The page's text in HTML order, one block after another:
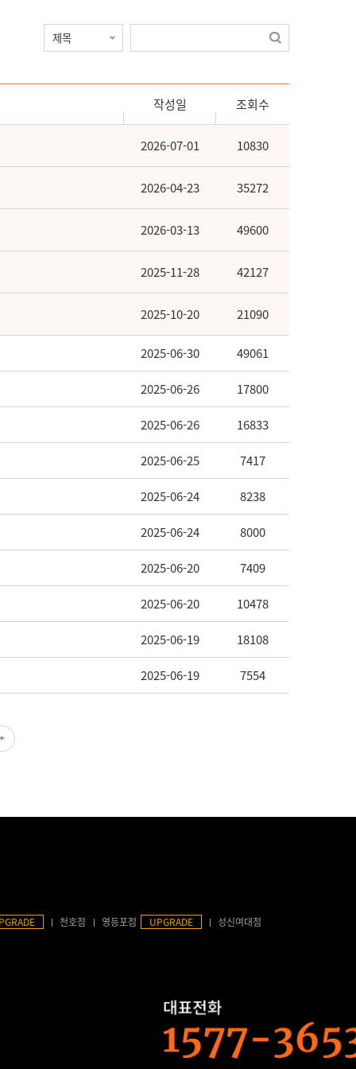
작성일 조회수
2026-07-01 10830
2026-04-23 35272
2026-03-13 49600
2025-11-28 42127
2025-10-20 21090
2025-06-30 49061
2025-06-26 17800
2025-06-26 16833
2025-06-25 7417
2025-06-24 8238
2025-06-24 8000
2025-06-20 7409
2025-06-20 10478
2025-06-19 18108
2025-06-19 7554
천호점 영등포점 UPGRADE 성신여대점